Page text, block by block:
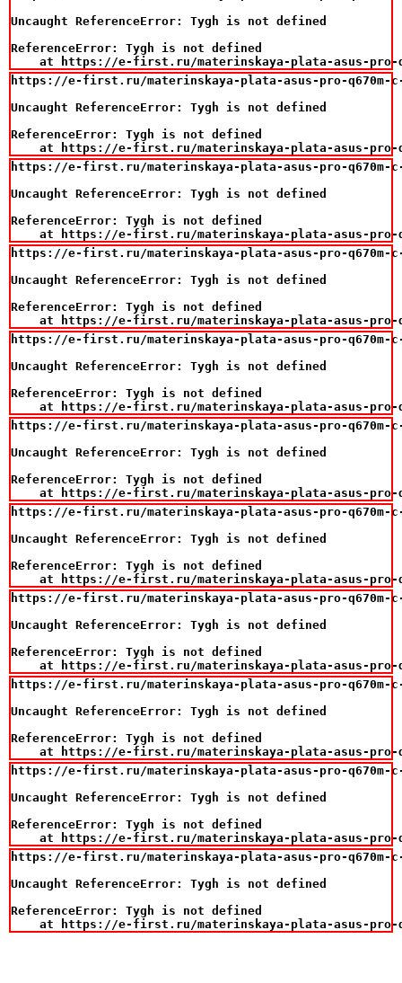
Uncaught ReferenceError: Tygh is not defined
ReferenceError: Tygh is not defined
at https://e-first.ru/materinskaya-plata-asus-
https://e-first.ru/materinskaya-plata-asus-pro-q670m-c-
Uncaught ReferenceError: Tygh is not defined
ReferenceError: Tygh is not defined
at https://e-first.ru/materinskaya-plata-asus-
https://e-first.ru/materinskaya-plata-asus-pro-q670m-c-
Uncaught ReferenceError: Tygh is not defined
ReferenceError: Tygh is not defined
at https://e-first.ru/materinskaya-plata-asus-
https://e-first.ru/materinskaya-plata-asus-pro-q670m-c-
Uncaught ReferenceError: Tygh is not defined
ReferenceError: Tygh is not defined
at https://e-first.ru/materinskaya-plata-asus-
https://e-first.ru/materinskaya-plata-asus-pro-q670m-c-
Uncaught ReferenceError: Tygh is not defined
ReferenceError: Tygh is not defined
at https://e-first.ru/materinskaya-plata-asus-
https://e-first.ru/materinskaya-plata-asus-pro-q670m-c-
Uncaught ReferenceError: Tygh is not defined
ReferenceError: Tygh is not defined
at https://e-first.ru/materinskaya-plata-asus-
https://e-first.ru/materinskaya-plata-asus-pro-q670m-c-
Uncaught ReferenceError: Tygh is not defined
ReferenceError: Tygh is not defined
at https://e-first.ru/materinskaya-plata-asus-
https://e-first.ru/materinskaya-plata-asus-pro-q670m-c-
Uncaught ReferenceError: Tygh is not defined
ReferenceError: Tygh is not defined
at https://e-first.ru/materinskaya-plata-asus-
https://e-first.ru/materinskaya-plata-asus-pro-q670m-c-
Uncaught ReferenceError: Tygh is not defined
ReferenceError: Tygh is not defined
at https://e-first.ru/materinskaya-plata-asus-
https://e-first.ru/materinskaya-plata-asus-pro-q670m-c-
Uncaught ReferenceError: Tygh is not defined
ReferenceError: Tygh is not defined
at https://e-first.ru/materinskaya-plata-asus-
https://e-first.ru/materinskaya-plata-asus-pro-q670m-c-
Uncaught ReferenceError: Tygh is not defined
ReferenceError: Tygh is not defined
at https://e-first.ru/materinskaya-plata-asus-